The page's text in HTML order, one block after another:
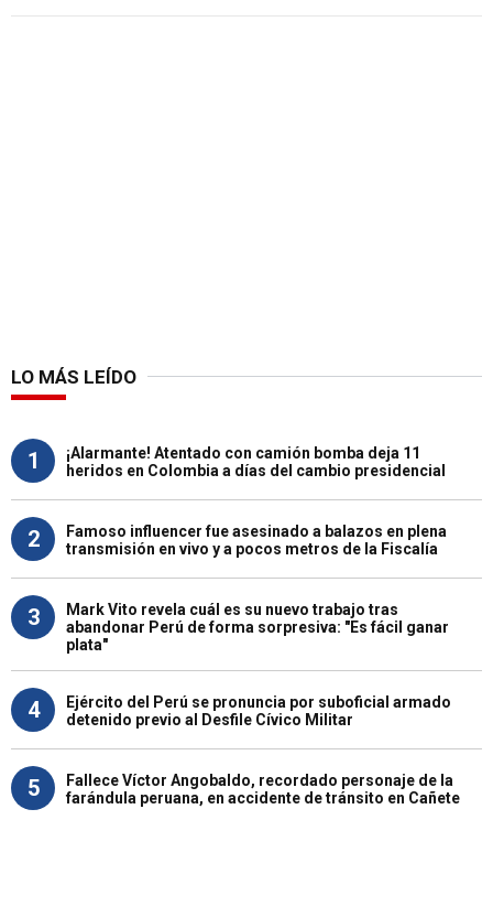
LO MÁS LEÍDO
1
¡Alarmante! Atentado con camión bomba deja 11
heridos en Colombia a días del cambio presidencial
2
Famoso influencer fue asesinado a balazos en plena
transmisión en vivo y a pocos metros de la Fiscalía
3
Mark Vito revela cuál es su nuevo trabajo tras
abandonar Perú de forma sorpresiva: "Es fácil ganar
plata"
4
Ejército del Perú se pronuncia por suboficial armado
detenido previo al Desfile Cívico Militar
5
Fallece Víctor Angobaldo, recordado personaje de la
farándula peruana, en accidente de tránsito en Cañete